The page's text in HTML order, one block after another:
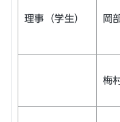
理事（学生） 岡
梅